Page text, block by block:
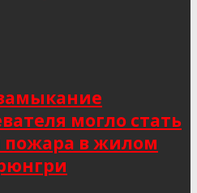
могло стать
в жилом